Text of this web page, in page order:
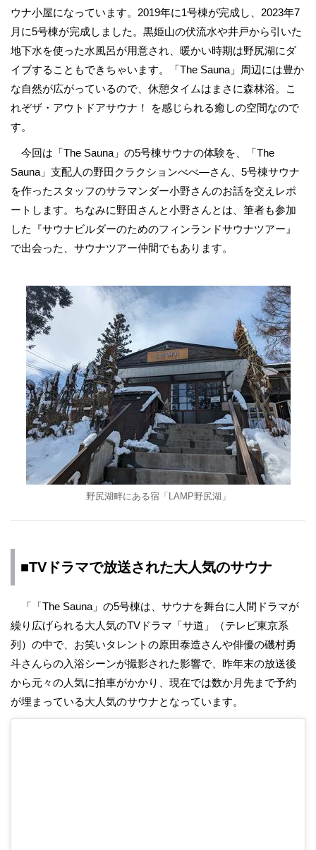
ウナ小屋になっています。2019年に1号棟が完成し、2023年7
月に5号棟が完成しました。黒姫山の伏流水や井戸から引いた
地下水を使った水風呂が用意され、暖かい時期は野尻湖にダ
イブすることもできちゃいます。「The Sauna」周辺には豊か
な自然が広がっているので、休憩タイムはまさに森林浴。こ
れぞザ・アウトドアサウナ！ を感じられる癒しの空間なので
す。
今回は「The Sauna」の5号棟サウナの体験を、「The
Sauna」支配人の野田クラクションべべ―さん、5号棟サウナ
を作ったスタッフのサラマンダー小野さんのお話を交えレポ
ートします。ちなみに野田さんと小野さんとは、筆者も参加
した『サウナビルダーのためのフィンランドサウナツアー』
で出会った、サウナツアー仲間でもあります。
野尻湖畔にある宿「LAMP野尻湖」
■TVドラマで放送された大人気のサウナ
「「The Sauna」の5号棟は、サウナを舞台に人間ドラマが
繰り広げられる大人気のTVドラマ「サ道」（テレビ東京系
列）の中で、お笑いタレントの原田泰造さんや俳優の磯村勇
斗さんらの入浴シーンが撮影された影響で、昨年末の放送後
から元々の人気に拍車がかかり、現在では数か月先まで予約
が埋まっている大人気のサウナとなっています。